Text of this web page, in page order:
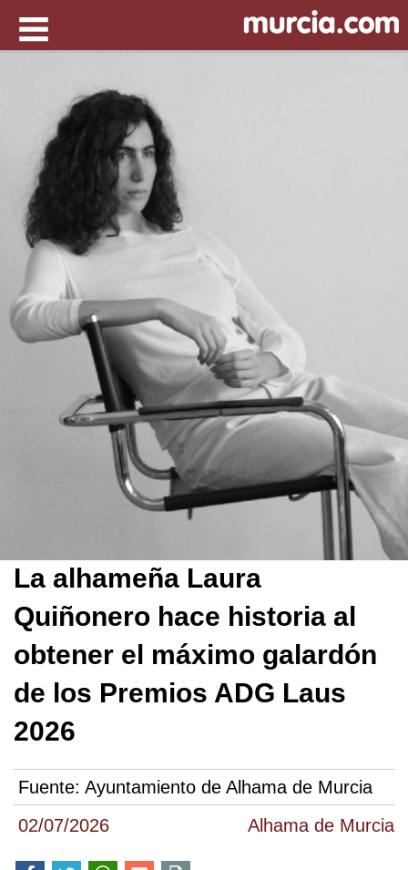
02/07/2026 Alhama de Murcia
La alhameña Laura
Quiñonero hace historia al
obtener el máximo galardón
de los Premios ADG Laus
2026
Fuente: Ayuntamiento de Alhama de Murcia